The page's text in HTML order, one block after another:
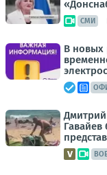
СМИ
В новых
Гавайев